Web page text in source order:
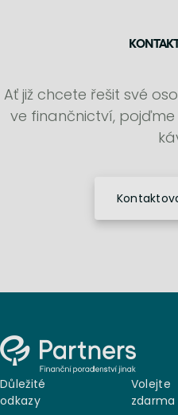
Ať již chcete řešit své
ve finančnictví, pojďme
Důležité
odkazy
Volejte
zdarma